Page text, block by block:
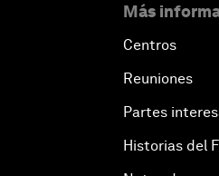
Más
Centros
Reuniones
Partes
Historias del